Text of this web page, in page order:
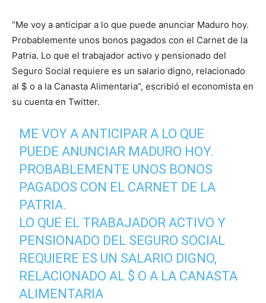
“Me voy a anticipar a lo que puede anunciar Maduro hoy.
Probablemente unos bonos pagados con el Carnet de la
Patria. Lo que el trabajador activo y pensionado del
Seguro Social requiere es un salario digno, relacionado
al $ o a la Canasta Alimentaria”, escribió el economista en
su cuenta en Twitter.
ME VOY A ANTICIPAR A LO QUE
PUEDE ANUNCIAR MADURO HOY.
PROBABLEMENTE UNOS BONOS
PAGADOS CON EL CARNET DE LA
PATRIA.
LO QUE EL TRABAJADOR ACTIVO Y
PENSIONADO DEL SEGURO SOCIAL
REQUIERE ES UN SALARIO DIGNO,
RELACIONADO AL $ O A LA CANASTA
ALIMENTARIA